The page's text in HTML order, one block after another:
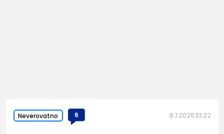
Neverovatno 6 8.7.2026. 13:22